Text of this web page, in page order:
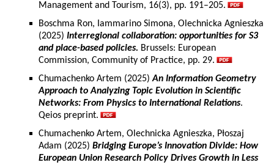
Management and Tourism, 16(3), pp. 191–205.
Boschma Ron, Iammarino Simona, Olechnicka Agnieszka
(2025) Interregional collaboration: opportunities for S3
and place-based policies. Brussels: European
Commission, Community of Practice, pp. 29.
Chumachenko Artem (2025)An Information Geometry
Approach to Analyzing Topic Evolution in Scientific
Networks: From Physics to International Relations.
Qeios preprint.
Chumachenko Artem, Olechnicka Agnieszka, Płoszaj
Adam (2025) Bridging Europe’s Innovation Divide: How
European Union Research Policy Drives Growth in Less